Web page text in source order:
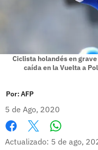
Ciclista holandés en
caída en la Vuelta a
Por:AFP
5 de Ago, 2020
Facebook
X
Actualizado: 5 de ago,